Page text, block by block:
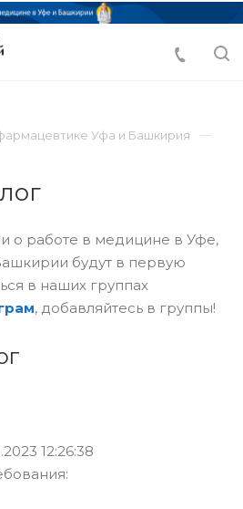
Уфа и Башкирия
о работе в медицине в Уфе,
будут в первую
в наших группах
, добавляйтесь в группы!
12:26:38